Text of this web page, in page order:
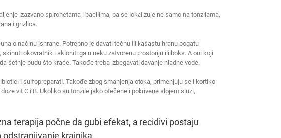
izazvano spirohetama i bacilima, pa se lokalizuje ne samo na tonzilama,
i grizlica.
o načinu ishrane. Potrebno je davati tečnu ili kašastu hranu bogatu
okovratnik i skloniti ga u neku zatvorenu prostoriju ili boks. A oni koji
šetnje budu što kraće. Takođe treba izbegavati davanje hladne vode.
i sulfopreparati. Takođe zbog smanjenja otoka, primenjuju se i kortiko
vit C i B. Ukoliko su tonzile jako otečene i pokrivene slojem sluzi,
terapija počne da gubi efekat, a recidivi postaju
krajnika.